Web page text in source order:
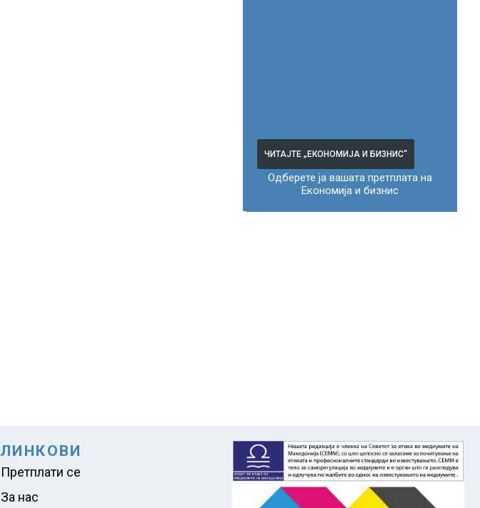
ЧИТАЈТЕ „ЕКОНОМИЈА И БИЗНИС“
Одберете ја вашата претплата на
Економија и бизнис
ЛИНКОВИ
Претплати се
За нас